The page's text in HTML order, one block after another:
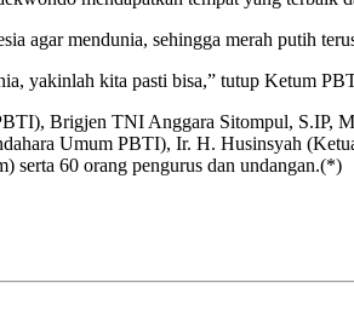
agar mendunia, sehingga merah putih
yakinlah kita pasti bisa,” tutup Ketum
Brigjen TNI Anggara Sitompul, S.IP,
Umum PBTI), Ir. H. Husinsyah
60 orang pengurus dan undangan.(*)